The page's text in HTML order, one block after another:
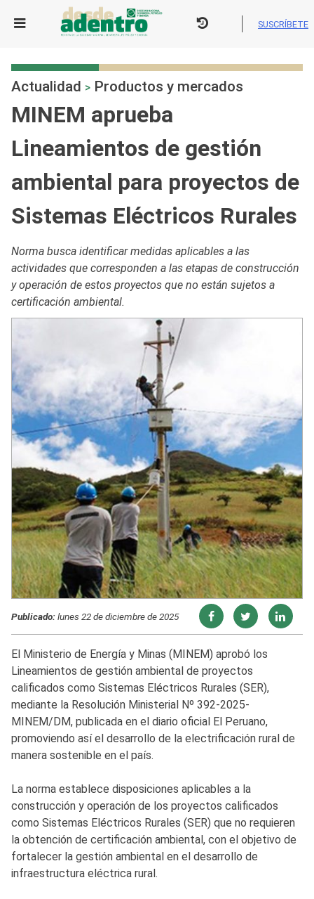
SUSCRÍBETE
Actualidad > Productos y mercados
MINEM aprueba
Lineamientos de gestión
ambiental para proyectos de
Sistemas Eléctricos Rurales
Norma busca identificar medidas aplicables a las
actividades que corresponden a las etapas de construcción
y operación de estos proyectos que no están sujetos a
certificación ambiental.
Publicado:lunes 22 de diciembre de 2025
El Ministerio de Energía y Minas (MINEM) aprobó los
Lineamientos de gestión ambiental de proyectos
calificados como Sistemas Eléctricos Rurales (SER),
mediante la Resolución Ministerial Nº 392-2025-
MINEM/DM, publicada en el diario oficial El Peruano,
promoviendo así el desarrollo de la electrificación rural de
manera sostenible en el país.
La norma establece disposiciones aplicables a la
construcción y operación de los proyectos calificados
como Sistemas Eléctricos Rurales (SER) que no requieren
la obtención de certificación ambiental, con el objetivo de
fortalecer la gestión ambiental en el desarrollo de
infraestructura eléctrica rural.